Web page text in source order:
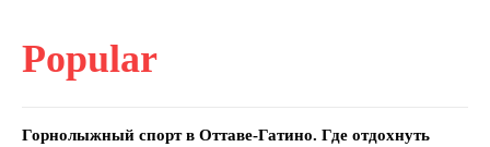
Popular
Горнолыжный спорт в Оттаве-Гатино. Где отдохнуть